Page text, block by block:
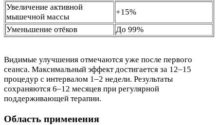
Увеличение активной
мышечной массы
+15%
Уменьшение отёков
До 99%
Видимые улучшения отмечаются уже после первого
сеанса. Максимальный эффект достигается за 12–15
процедур с интервалом 1–2 недели. Результаты
сохраняются 6–12 месяцев при регулярной
поддерживающей терапии.
Область применения